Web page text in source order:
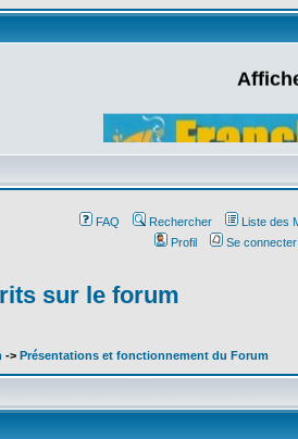
FAQ Rechercher Liste des
Profil
Se
sur le forum
-> Présentations et fonctionnement du Forum